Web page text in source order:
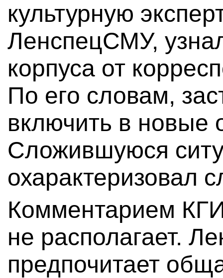
культурную
ЛенспецСМУ,
корпуса от
По его словам,
включить в новые
Сложившуюся
охарактеризовал
Комментарием
не располагает.
предпочитает